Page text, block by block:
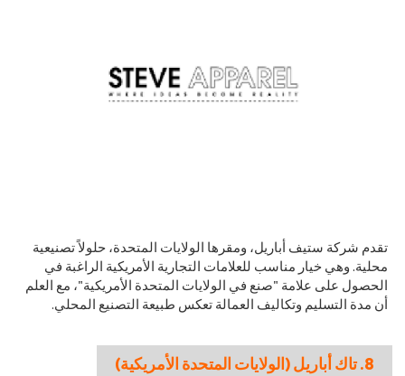
تقدم شركة ستيف أباريل، ومقرها الولايات المتحدة، حلولاً تصنيعية
محلية. وهي خيار مناسب للعلامات التجارية الأمريكية الراغبة في
الحصول على علامة "صنع في الولايات المتحدة الأمريكية"، مع العلم
أن مدة التسليم وتكاليف العمالة تعكس طبيعة التصنيع المحلي.
8. تاك أباريل (الولايات المتحدة الأمريكية)